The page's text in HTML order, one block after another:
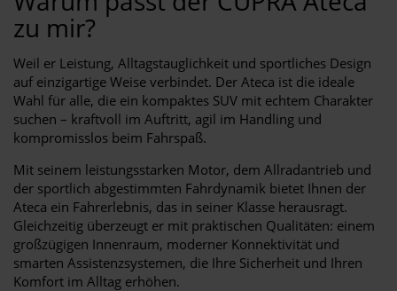
zu mir?
Weil er Leistung, Alltagstauglichkeit und sportliches Design
auf einzigartige Weise verbindet. Der Ateca ist die ideale
Wahl für alle, die ein kompaktes SUV mit echtem Charakter
suchen – kraftvoll im Auftritt, agil im Handling und
kompromisslos beim Fahrspaß.
Mit seinem leistungsstarken Motor, dem Allradantrieb und
der sportlich abgestimmten Fahrdynamik bietet Ihnen der
Ateca ein Fahrerlebnis, das in seiner Klasse herausragt.
Gleichzeitig überzeugt er mit praktischen Qualitäten: einem
großzügigen Innenraum, moderner Konnektivität und
smarten Assistenzsystemen, die Ihre Sicherheit und Ihren
Komfort im Alltag erhöhen.